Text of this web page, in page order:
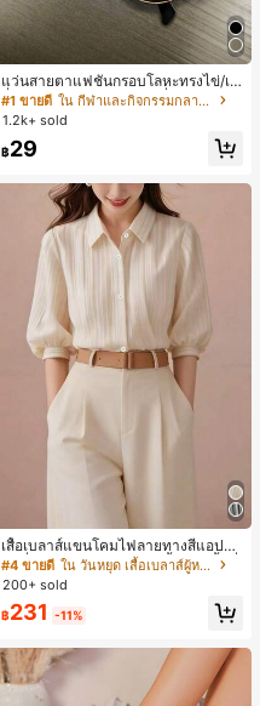
แว่นสายตาแฟชั่นกรอบโลหะทรงไข่/เห
ลี่ยมสำหรับผู้หญิง (กรอบครึ่ง), เหมาะ
สำหรับใส่ในชีวิตประจำวันและกิจกรรม
กลางแจ้ง
#1 ขายดี
ใน กีฬาและกิจกรรมกลางแจ้ง
1.2k+ sold
฿29
เสื้อเบลาส์แขนโคมไฟลายทางสีแอปริค
อตที่หรูหราสำหรับผู้หญิง, เสื้อแขนสั้นที่
ใช้ได้หลากหลายสำหรับการเดินทาง, ตั
ดแบบสุ่มสำหรับฤดูร้อน
#4 ขายดี
ใน วันหยุด เสื้อเบลาส์ผู้หญิง
200+ sold
฿231 -11%